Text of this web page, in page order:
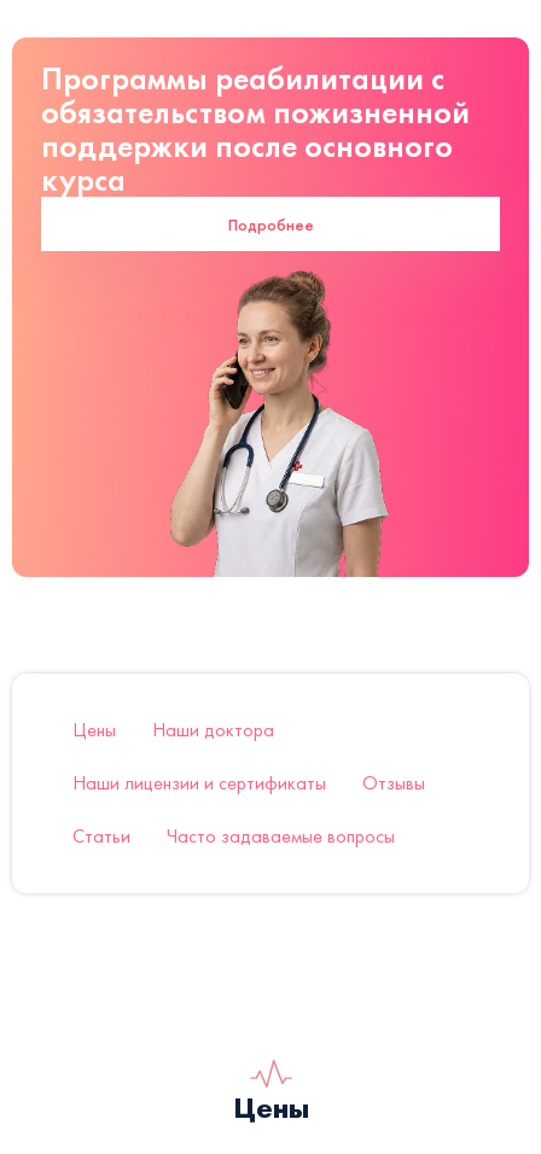
Программы реабилитации с
обязательством пожизненной
поддержки после основного
курса
Подробнее
Цены Наши доктора
Наши лицензии и сертификаты Отзывы
Статьи Часто задаваемые вопросы
Цены